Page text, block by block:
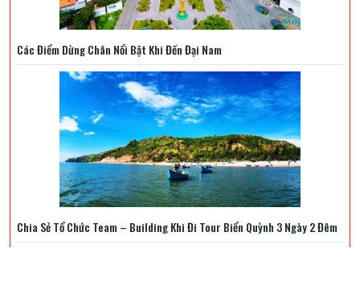
Các Điểm Dừng Chân Nổi Bật Khi Đến Đại Nam
Chia Sẻ Tổ Chức Team – Building Khi Đi Tour Biển Quỳnh 3 Ngày 2 Đêm